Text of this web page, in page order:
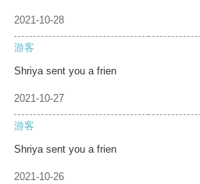
2021-10-28
游客
Shriya sent you a frien
2021-10-27
游客
Shriya sent you a frien
2021-10-26